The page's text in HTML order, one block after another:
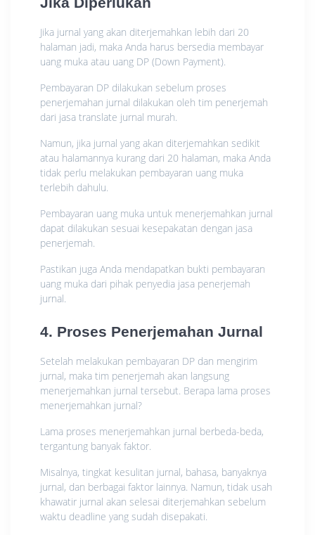
Jika jurnal yang akan diterjemahkan lebih dari 20
halaman jadi, maka Anda harus bersedia membayar
uang muka atau uang DP (Down Payment).
Pembayaran DP dilakukan sebelum proses
penerjemahan jurnal dilakukan oleh tim penerjemah
dari jasa translate jurnal murah.
Namun, jika jurnal yang akan diterjemahkan sedikit
atau halamannya kurang dari 20 halaman, maka Anda
tidak perlu melakukan pembayaran uang muka
terlebih dahulu.
Pembayaran uang muka untuk menerjemahkan jurnal
dapat dilakukan sesuai kesepakatan dengan jasa
penerjemah.
Pastikan juga Anda mendapatkan bukti pembayaran
uang muka dari pihak penyedia jasa penerjemah
jurnal.
4. Proses Penerjemahan Jurnal
Setelah melakukan pembayaran DP dan mengirim
jurnal, maka tim penerjemah akan langsung
menerjemahkan jurnal tersebut. Berapa lama proses
menerjemahkan jurnal?
Lama proses menerjemahkan jurnal berbeda-beda,
tergantung banyak faktor.
Misalnya, tingkat kesulitan jurnal, bahasa, banyaknya
jurnal, dan berbagai faktor lainnya. Namun, tidak usah
khawatir jurnal akan selesai diterjemahkan sebelum
waktu deadline yang sudah disepakati.